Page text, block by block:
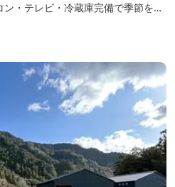
・テレビ・冷蔵庫完備で季節を問
の揃った自炊棟や24時間利用可
備で快適にお過ごしいただけま
コテージ宿泊の方は貸し切りでご利